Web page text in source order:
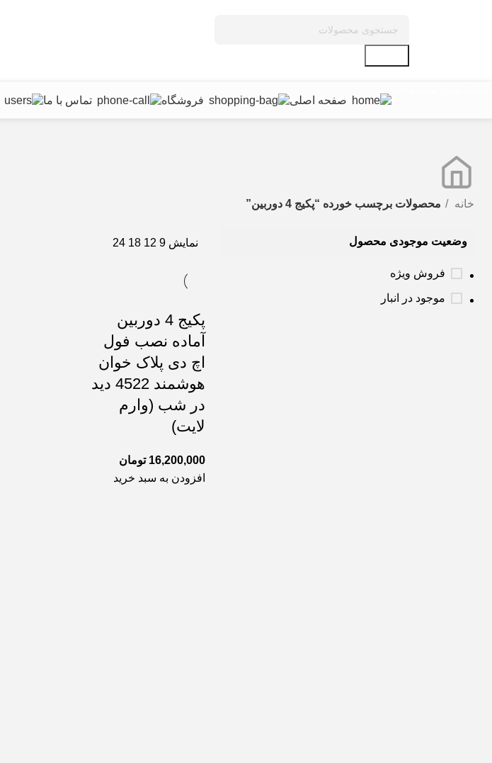
صفحه اصلی
فروشگاه تماس با ما
خانه محصولات برچسب خورده “پکیج 4 دوربین”
وضعیت موجودی محصول
فروش ویژه
موجود در انبار
نمایش 9
12
18
24
پکیج 4 دوربین
آماده نصب فول
اچ دی پلاک خوان
هوشمند 4522 دید
در شب (وارم
لایت)
16,200,000 تومان
افزودن به سبد خرید